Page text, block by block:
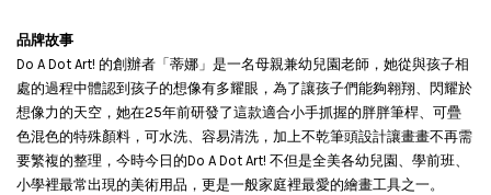
品牌故事
Do A Dot Art! 的創辦者「蒂娜」是一名母親兼幼兒園老師，她從與孩子相
處的過程中體認到孩子的想像有多耀眼，為了讓孩子們能夠翱翔、閃耀於
想像力的天空，她在25年前研發了這款適合小手抓握的胖胖筆桿、可疊
色混色的特殊顏料，可水洗、容易清洗，加上不乾筆頭設計讓畫畫不再需
要繁複的整理，今時今日的Do A Dot Art! 不但是全美各幼兒園、學前班、
小學裡最常出現的美術用品，更是一般家庭裡最愛的繪畫工具之一。